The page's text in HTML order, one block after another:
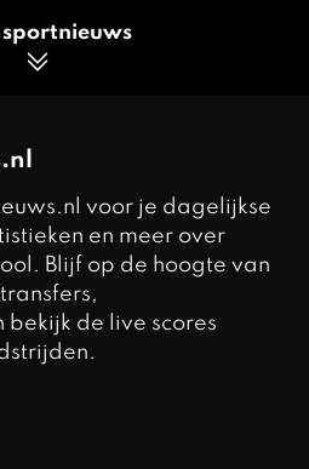
sportnieuws
voor je dagelijkse
en meer over
Blijf op de hoogte van
de live scores